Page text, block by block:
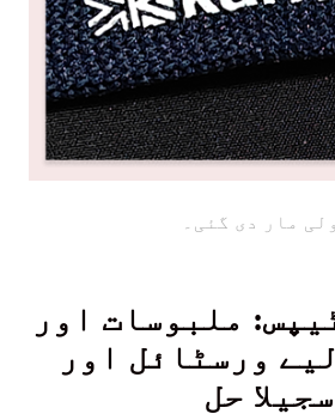
مار دی گئی۔
ملبوسات اور
ورسٹائل اور
سجیلا حل